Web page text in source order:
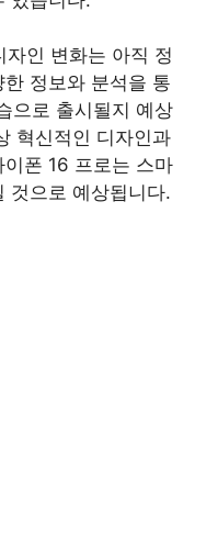
인 변화는 아직 정
정보와 분석을 통
으로 출시될지 예상
혁신적인 디자인과
폰 16 프로는 스마
것으로 예상됩니다.